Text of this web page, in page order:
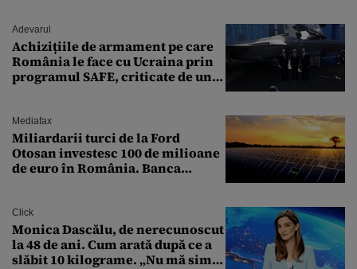
Adevarul
Achizițiile de armament pe care
România le face cu Ucraina prin
programul SAFE, criticate de un
Mediafax
Miliardarii turci de la Ford
Otosan investesc 100 de milioane
de euro în România. Banca
Click
Monica Dascălu, de nerecunoscut
la 48 de ani. Cum arată după ce a
slăbit 10 kilograme. „Nu mă simt